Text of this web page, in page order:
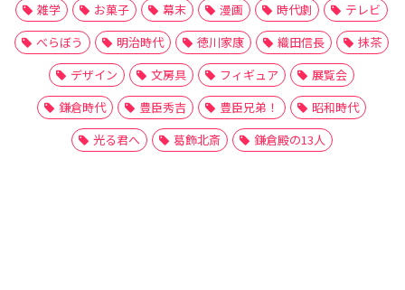
雑学
お菓子 幕末 漫画 時代劇
テレビ
べらぼう
明治時代 徳川家康 織田信長
抹茶
デザイン
文房具 フィギュア
展覧会
鎌倉時代
豊臣秀吉 豊臣兄弟！
昭和時代
光る君へ
葛飾北斎 鎌倉殿の13人